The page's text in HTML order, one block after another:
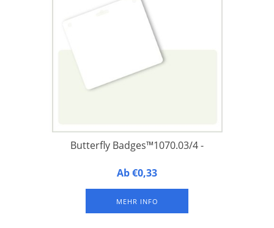
Butterfly Badges™1070.03/4 -
Butterfly Badges™ 1070.03/4 - Namensschilder aus
eines A4-Druckbogens, mit 1 Langloch und 2 Rundlöchern an
der Oberseite zur Befestigung eines Schlüsselbandes oder
Hosenträgerclips.
Ab €0,33
MEHR INFO